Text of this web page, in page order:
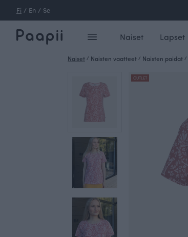
Fi / En / Se
Naiset Lapset
Naiset / Naisten vaatteet / Naisten paidat /
OUTLET